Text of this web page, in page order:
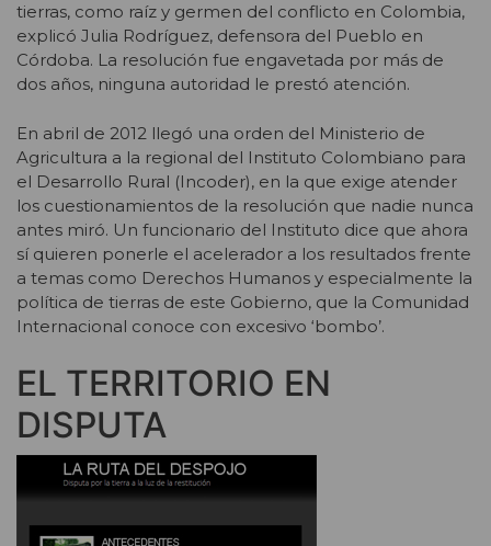
tierras, como raíz y germen del conflicto en Colombia,
explicó Julia Rodríguez, defensora del Pueblo en
Córdoba. La resolución fue engavetada por más de
dos años, ninguna autoridad le prestó atención.
En abril de 2012 llegó una orden del Ministerio de
Agricultura a la regional del Instituto Colombiano para
el Desarrollo Rural (Incoder), en la que exige atender
los cuestionamientos de la resolución que nadie nunca
antes miró. Un funcionario del Instituto dice que ahora
sí quieren ponerle el acelerador a los resultados frente
a temas como Derechos Humanos y especialmente la
política de tierras de este Gobierno, que la Comunidad
Internacional conoce con excesivo ‘bombo’.
EL TERRITORIO EN
DISPUTA